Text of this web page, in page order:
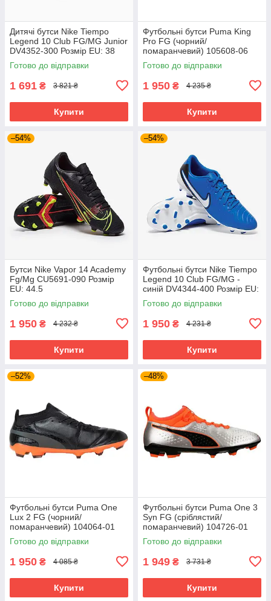
Дитячі бутси Nike Tiempo
Legend 10 Club FG/MG Junior
DV4352-300 Розмір EU: 38
Готово до відправки
1 691 ₴ 3 821 ₴
Купити
Футбольні бутси Puma King
Pro FG (чорний/
помаранчевий) 105608-06
Розмір EU: 44
Готово до відправки
1 950 ₴ 4 235 ₴
Купити
–54%
Бутси Nike Vapor 14 Academy
Fg/Mg CU5691-090 Розмір
EU: 44.5
Готово до відправки
1 950 ₴ 4 232 ₴
Купити
–54%
Футбольні бутси Nike Tiempo
Legend 10 Club FG/MG -
синій DV4344-400 Розмір EU:
42.5
Готово до відправки
1 950 ₴ 4 231 ₴
Купити
–52%
Футбольні бутси Puma One
Lux 2 FG (чорний/
помаранчевий) 104064-01
Розмір EU: 44
Готово до відправки
1 950 ₴ 4 085 ₴
Купити
–48%
Футбольні бутси Puma One 3
Syn FG (сріблястий/
помаранчевий) 104726-01
Розмір EU: 46
Готово до відправки
1 949 ₴ 3 731 ₴
Купити